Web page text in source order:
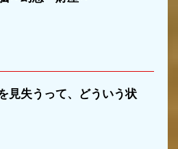
見失うって、どういう状